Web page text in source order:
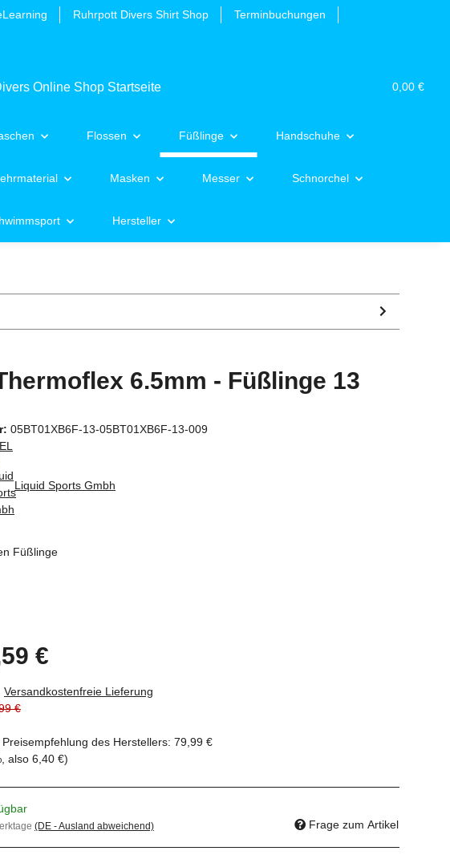
Ruhrpott Divers Shirt Shop Terminbuchungen
0,00 €
Flossen Füßlinge Handschuhe
Masken Messer Schnorchel
Hersteller
6.5mm - Füßlinge 13
05BT01XB6F-13-05BT01XB6F-13-009
Liquid Sports Gmbh
Füßlinge
€
Versandkostenfreie Lieferung
€
des Herstellers: 79,99 €
, also 6,40 €)
(DE - Ausland abweichend) Frage zum Artikel